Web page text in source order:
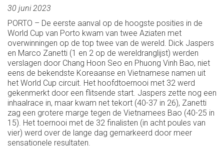
30 juni 2023
PORTO – De eerste aanval op de hoogste posities in de
World Cup van Porto kwam van twee Aziaten met
overwinningen op de top twee van de wereld. Dick Jaspers
en Marco Zanetti (1 en 2 op de wereldranglijst) werden
verslagen door Chang Hoon Seo en Phuong Vinh Bao, niet
eens de bekendste Koreaanse en Vietnamese namen uit
het World Cup circuit. Het hoofdtoernooi met 32 werd
gekenmerkt door een flitsende start. Jaspers zette nog een
inhaalrace in, maar kwam net tekort (40-37 in 26), Zanetti
zag een grotere marge tegen de Vietnamees Bao (40-25 in
15). Het toernooi met de 32 finalisten (in acht poules van
vier) werd over de lange dag gemarkeerd door meer
sensationele resultaten.